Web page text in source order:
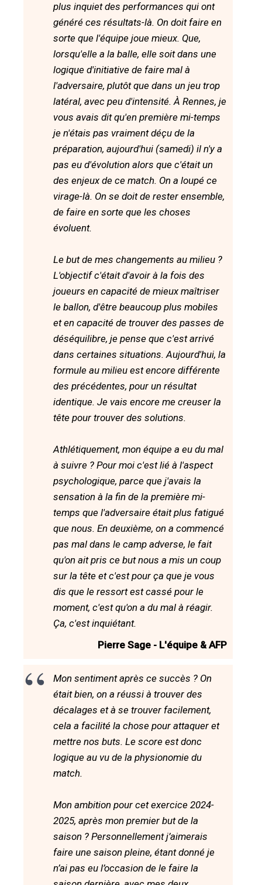
plus inquiet des performances qui ont
généré ces résultats-là. On doit faire en
sorte que l'équipe joue mieux. Que,
lorsqu'elle a la balle, elle soit dans une
logique d'initiative de faire mal à
l'adversaire, plutôt que dans un jeu trop
latéral, avec peu d'intensité. À Rennes, je
vous avais dit qu'en première mi-temps
je n'étais pas vraiment déçu de la
préparation, aujourd'hui (samedi) il n'y a
pas eu d'évolution alors que c'était un
des enjeux de ce match. On a loupé ce
virage-là. On se doit de rester ensemble,
de faire en sorte que les choses
évoluent.
Le but de mes changements au milieu ?
L'objectif c'était d'avoir à la fois des
joueurs en capacité de mieux maîtriser
le ballon, d'être beaucoup plus mobiles
et en capacité de trouver des passes de
déséquilibre, je pense que c'est arrivé
dans certaines situations. Aujourd'hui, la
formule au milieu est encore différente
des précédentes, pour un résultat
identique. Je vais encore me creuser la
tête pour trouver des solutions.
Athlétiquement, mon équipe a eu du mal
à suivre ? Pour moi c'est lié à l'aspect
psychologique, parce que j'avais la
sensation à la fin de la première mi-
temps que l'adversaire était plus fatigué
que nous. En deuxième, on a commencé
pas mal dans le camp adverse, le fait
qu'on ait pris ce but nous a mis un coup
sur la tête et c'est pour ça que je vous
dis que le ressort est cassé pour le
moment, c'est qu'on a du mal à réagir.
Ça, c'est inquiétant.
Pierre Sage - L'équipe & AFP
Mon sentiment après ce succès ? On
était bien, on a réussi à trouver des
décalages et à se trouver facilement,
cela a facilité la chose pour attaquer et
mettre nos buts. Le score est donc
logique au vu de la physionomie du
match.
Mon ambition pour cet exercice 2024-
2025, après mon premier but de la
saison ? Personnellement j’aimerais
faire une saison pleine, étant donné je
n’ai pas eu l’occasion de le faire la